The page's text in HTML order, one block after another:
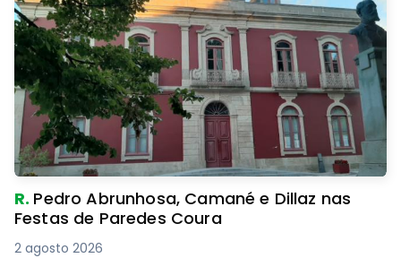
R. Pedro Abrunhosa, Camané e Dillaz nas
Festas de Paredes Coura
2 agosto 2026